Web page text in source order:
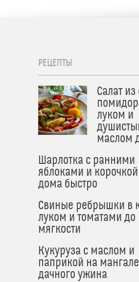
РЕЦЕПТЫ
Салат
луком и
маслом
Шарлотка с ранними
яблоками и
дома быстро
Свиные ребрышки в
луком и томатами до
мягкости
Кукуруза с маслом и
паприкой на
дачного ужина